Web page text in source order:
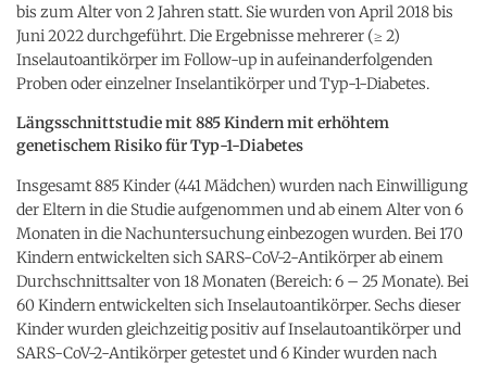
bis zum Alter von 2 Jahren statt. Sie wurden von April 2018 bis
Juni 2022 durchgeführt. Die Ergebnisse mehrerer (≥ 2)
Inselautoantikörper im Follow-up in aufeinanderfolgenden
Proben oder einzelner Inselantikörper und Typ-1-Diabetes.
Längsschnittstudie mit 885 Kindern mit erhöhtem
genetischem Risiko für Typ-1-Diabetes
Insgesamt 885 Kinder (441 Mädchen) wurden nach Einwilligung
der Eltern in die Studie aufgenommen und ab einem Alter von 6
Monaten in die Nachuntersuchung einbezogen wurden. Bei 170
Kindern entwickelten sich SARS-CoV-2-Antikörper ab einem
Durchschnittsalter von 18 Monaten (Bereich: 6 – 25 Monate). Bei
60 Kindern entwickelten sich Inselautoantikörper. Sechs dieser
Kinder wurden gleichzeitig positiv auf Inselautoantikörper und
SARS-CoV-2-Antikörper getestet und 6 Kinder wurden nach